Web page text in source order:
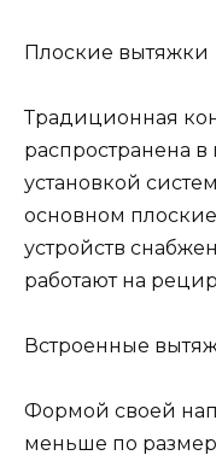
Плоские вытяжки
Традиционная
распространена в
установкой
основном
устройств
работают на
Встроенные
Формой своей
меньше по